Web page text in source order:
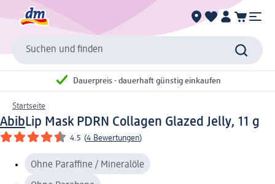
Suchen und finden
Dauerpreis - dauerhaft günstig einkaufen
Startseite
AbibLip Mask PDRN Collagen Glazed Jelly, 11 g
4.5 (4 Bewertungen)
Ohne Paraffine / Mineralöle